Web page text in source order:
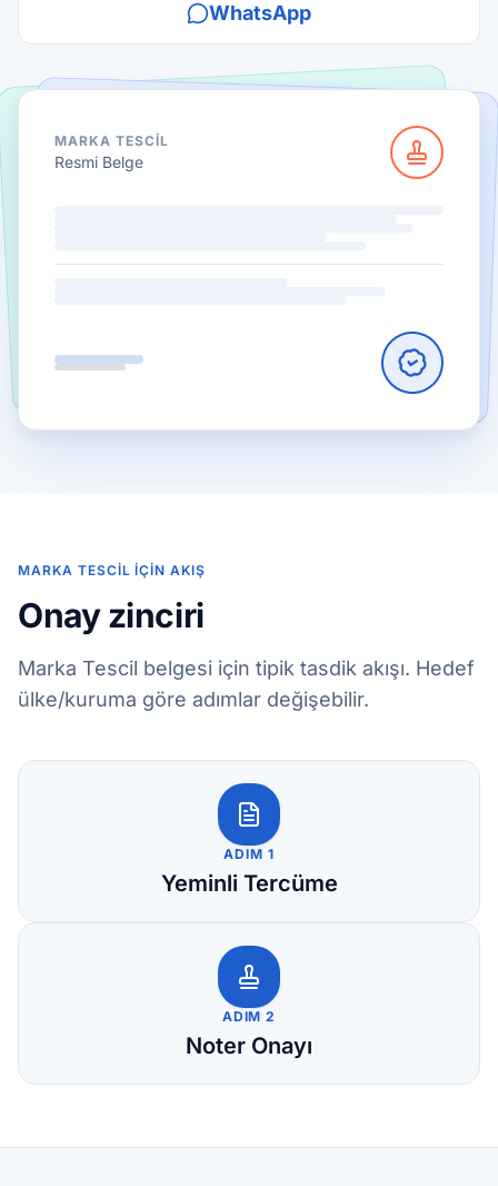
WhatsApp
MARKA TESCIL
Resmi Belge
MARKA TESCIL İÇIN AKIŞ
Onay zinciri
Marka Tescil belgesi için tipik tasdik akışı. Hedef
ülke/kuruma göre adımlar değişebilir.
ADIM 1
Yeminli Tercüme
ADIM 2
Noter Onayı